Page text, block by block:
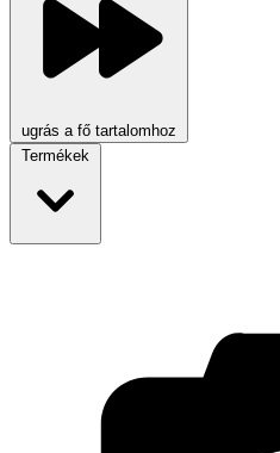
ugrás a fő tartalomhoz
Termékek